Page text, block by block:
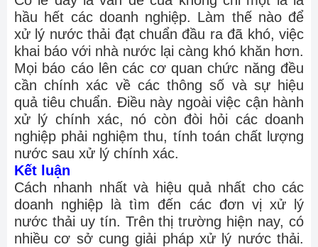
hầu hết các doanh nghiệp. Làm thế nào để
xử lý nước thải đạt chuẩn đầu ra đã khó, việc
khai báo với nhà nước lại càng khó khăn hơn.
Mọi báo cáo lên các cơ quan chức năng đều
cần chính xác về các thông số và sự hiệu
quả tiêu chuẩn. Điều này ngoài việc cận hành
xử lý chính xác, nó còn đòi hỏi các doanh
nghiệp phải nghiệm thu, tính toán chất lượng
nước sau xử lý chính xác.
Kết luận
Cách nhanh nhất và hiệu quả nhất cho các
doanh nghiệp là tìm đến các đơn vị xử lý
nước thải uy tín. Trên thị trường hiện nay, có
nhiều cơ sở cung giải pháp xử lý nước thải.